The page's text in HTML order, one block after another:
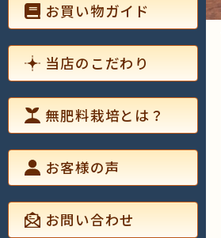
お買い物ガイド
当店のこだわり
無肥料栽培とは？
お客様の声
お問い合わせ